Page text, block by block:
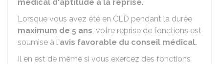
médical d'aptitude à la reprise.
Lorsque vous avez été en CLD pendant la durée
maximum de 5 ans, votre reprise de fonctions est
soumise à l'avis favorable du conseil médical.
Il en est de même si vous exercez des fonctions